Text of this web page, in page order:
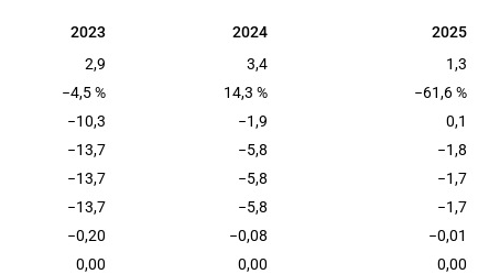
2023 2024 2025
2023 2024
2025
2,9 3,4
1,3
−4,5 % 14,3 %
−61,6 %
−10,3 −1,9
0,1
−13,7 −5,8
−1,8
−13,7 −5,8
−1,7
−13,7 −5,8
−1,7
−0,20 −0,08
−0,01
0,00 0,00
0,00